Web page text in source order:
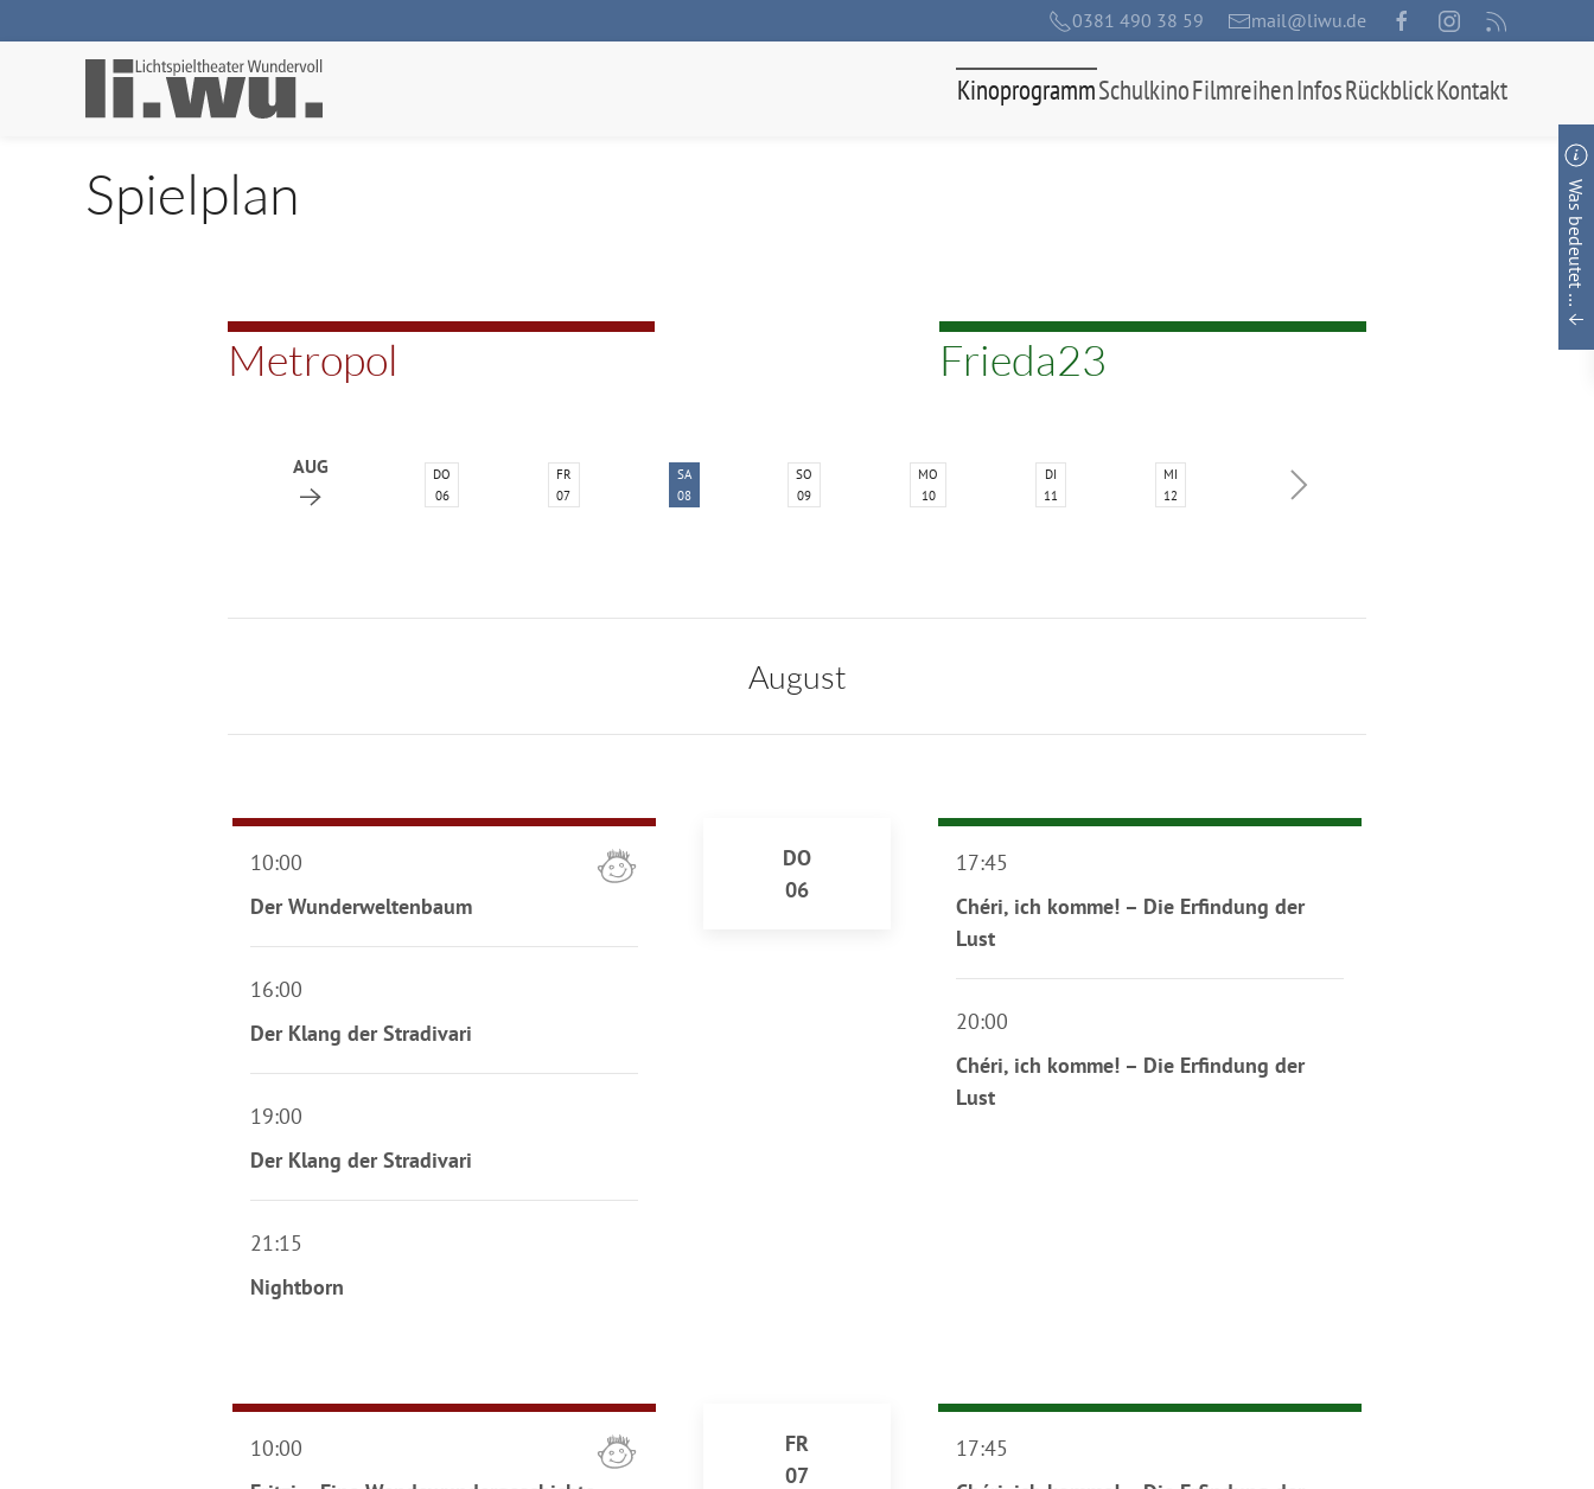
0381 490 38 59 mail@liwu.de
Was bedeutet …
KinoprogrammSchulkinoFilmreihenInfosRückblickKontakt
Spielplan
Metropol Frieda23
AUG
DO
06
FR
07
SA
08
SO
09
MO
10
DI
11
MI
12
August
DO
06
10:00
Der Wunderweltenbaum
16:00
Der Klang der Stradivari
19:00
Der Klang der Stradivari
21:15
Nightborn
17:45
Chéri, ich komme! – Die Erfindung der
Lust
20:00
Chéri, ich komme! – Die Erfindung der
Lust
FR
07
10:00
17:45